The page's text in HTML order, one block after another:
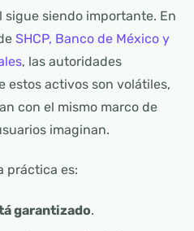
siendo importante. En
SHCP, Banco de México y
, las autoridades
estos activos son volátiles,
con el mismo marco de
imaginan.
práctica es:
garantizado.